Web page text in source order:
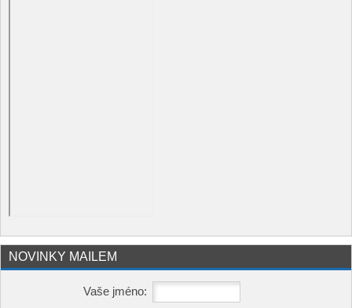
NOVINKY MAILEM
Vaše jméno: